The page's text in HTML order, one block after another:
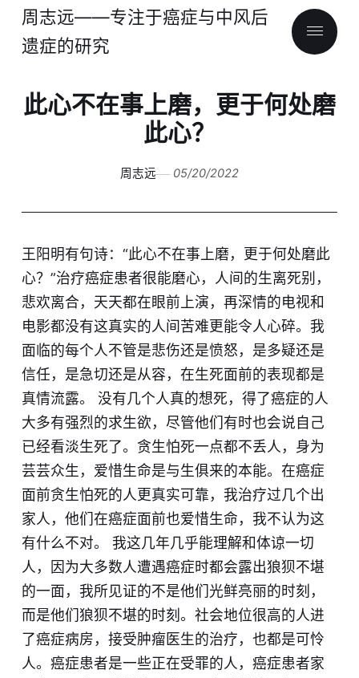
周志远——专注于癌症与中风后
遗症的研究
此心不在事上磨，更于何处磨
此心？
周志远 05/20/2022
王阳明有句诗：“此心不在事上磨，更于何处磨此
心？”治疗癌症患者很能磨心，人间的生离死别，
悲欢离合，天天都在眼前上演，再深情的电视和
电影都没有这真实的人间苦难更能令人心碎。我
面临的每个人不管是悲伤还是愤怒，是多疑还是
信任，是急切还是从容，在生死面前的表现都是
真情流露。 没有几个人真的想死，得了癌症的人
大多有强烈的求生欲，尽管他们有时也会说自己
已经看淡生死了。贪生怕死一点都不丢人，身为
芸芸众生，爱惜生命是与生俱来的本能。在癌症
面前贪生怕死的人更真实可靠，我治疗过几个出
家人，他们在癌症面前也爱惜生命，我不认为这
有什么不对。 我这几年几乎能理解和体谅一切
人，因为大多数人遭遇癌症时都会露出狼狈不堪
的一面，我所见证的不是他们光鲜亮丽的时刻，
而是他们狼狈不堪的时刻。社会地位很高的人进
了癌症病房，接受肿瘤医生的治疗，也都是可怜
人。癌症患者是一些正在受罪的人，癌症患者家